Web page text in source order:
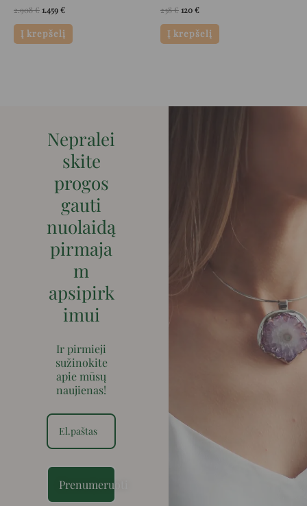
2.908€1.459€
Į krepšelį
238€120€
Į krepšelį
Nepralei
skite
progos
gauti
nuolaidą
pirmaja
m
apsipirk
imui
Ir pirmieji
sužinokite
apie mūsų
naujienas!
Prenumeruoti